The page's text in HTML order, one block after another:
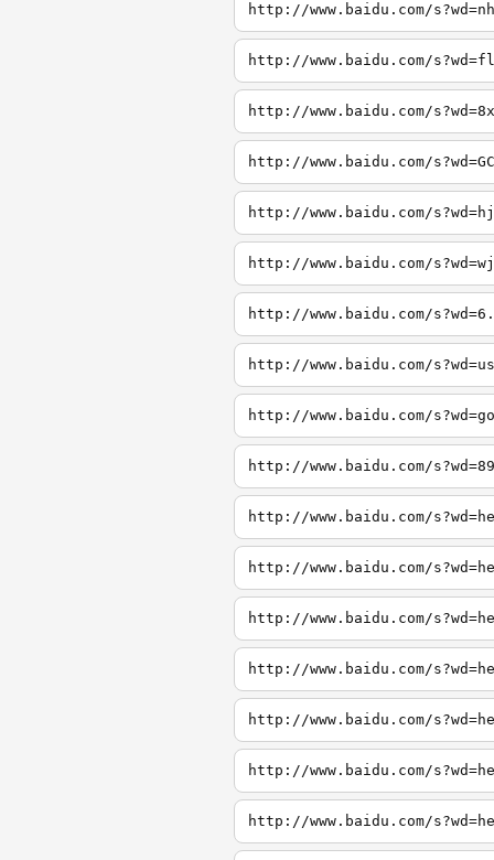
http://www.baidu.com/
http://www.baidu.com/
http://www.baidu.com/
http://www.baidu.com/
http://www.baidu.com/
http://www.baidu.com/
http://www.baidu.com/
http://www.baidu.com/
http://www.baidu.com/
http://www.baidu.com/
http://www.baidu.com/
http://www.baidu.com/
http://www.baidu.com/
http://www.baidu.com/
http://www.baidu.com/
http://www.baidu.com/
http://www.baidu.com/